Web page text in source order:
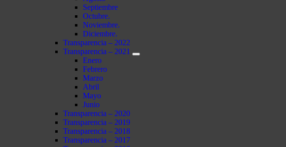
Septiembre
Octubre.
Noviembre.
Diciembre.
Transparencia – 2022
Transparencia – 2021
Enero
Febrero
Marzo
Abril
Mayo
Junio
Transparencia – 2020
Transparencia – 2019
Transparencia – 2018
Transparencia – 2017